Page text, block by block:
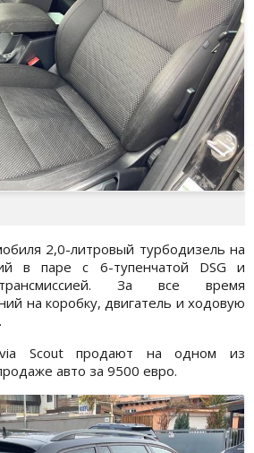
2,0-литровый турбодизель на
в паре с 6-тупенчатой DSG и
За все время
на коробку, двигатель и ходовую
Scout продают на одном из
авто за 9500 евро.